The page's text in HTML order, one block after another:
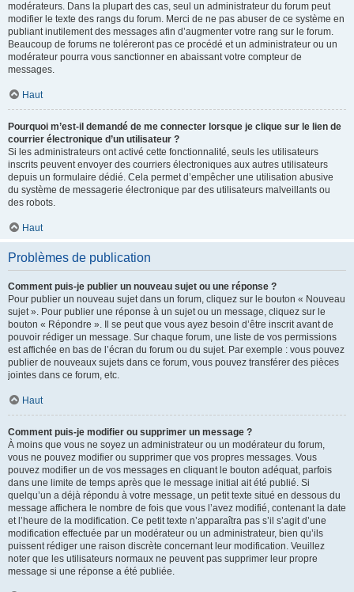
modérateurs. Dans la plupart des cas, seul un administrateur du forum peut
modifier le texte des rangs du forum. Merci de ne pas abuser de ce système en
publiant inutilement des messages afin d’augmenter votre rang sur le forum.
Beaucoup de forums ne toléreront pas ce procédé et un administrateur ou un
modérateur pourra vous sanctionner en abaissant votre compteur de
messages.
Haut
Pourquoi m’est-il demandé de me connecter lorsque je clique sur le lien de
courrier électronique d’un utilisateur ?
Si les administrateurs ont activé cette fonctionnalité, seuls les utilisateurs
inscrits peuvent envoyer des courriers électroniques aux autres utilisateurs
depuis un formulaire dédié. Cela permet d’empêcher une utilisation abusive
du système de messagerie électronique par des utilisateurs malveillants ou
des robots.
Haut
Problèmes de publication
Comment puis-je publier un nouveau sujet ou une réponse ?
Pour publier un nouveau sujet dans un forum, cliquez sur le bouton « Nouveau
sujet ». Pour publier une réponse à un sujet ou un message, cliquez sur le
bouton « Répondre ». Il se peut que vous ayez besoin d’être inscrit avant de
pouvoir rédiger un message. Sur chaque forum, une liste de vos permissions
est affichée en bas de l’écran du forum ou du sujet. Par exemple : vous pouvez
publier de nouveaux sujets dans ce forum, vous pouvez transférer des pièces
jointes dans ce forum, etc.
Haut
Comment puis-je modifier ou supprimer un message ?
À moins que vous ne soyez un administrateur ou un modérateur du forum,
vous ne pouvez modifier ou supprimer que vos propres messages. Vous
pouvez modifier un de vos messages en cliquant le bouton adéquat, parfois
dans une limite de temps après que le message initial ait été publié. Si
quelqu’un a déjà répondu à votre message, un petit texte situé en dessous du
message affichera le nombre de fois que vous l’avez modifié, contenant la date
et l’heure de la modification. Ce petit texte n’apparaîtra pas s’il s’agit d’une
modification effectuée par un modérateur ou un administrateur, bien qu’ils
puissent rédiger une raison discrète concernant leur modification. Veuillez
noter que les utilisateurs normaux ne peuvent pas supprimer leur propre
message si une réponse a été publiée.